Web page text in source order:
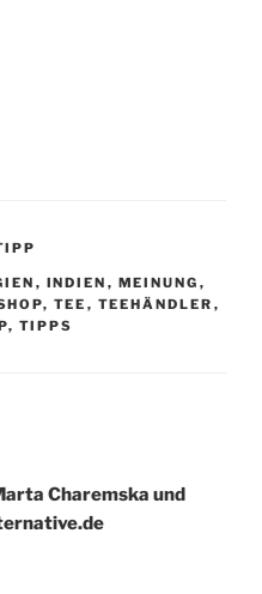
, INDIEN , MEINUNG ,
, TEE , TEEHÄNDLER ,
, TIPPS
Charemska und